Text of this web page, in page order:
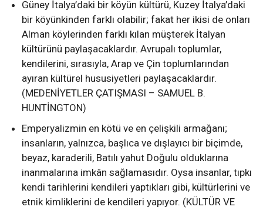
Güney İtalya’daki bir köyün kültürü, Kuzey İtalya’daki
bir köyünkinden farklı olabilir; fakat her ikisi de onları
Alman köylerinden farklı kılan müşterek İtalyan
kültürünü paylaşacaklardır. Avrupalı toplumlar,
kendilerini, sırasıyla, Arap ve Çin toplumlarından
ayıran kültürel hususiyetleri paylaşacaklardır.
(MEDENİYETLER ÇATIŞMASI – SAMUEL B.
HUNTİNGTON)
Emperyalizmin en kötü ve en çelişkili armağanı;
insanların, yalnızca, başlıca ve dışlayıcı bir biçimde,
beyaz, karaderili, Batılı yahut Doğulu olduklarına
inanmalarına imkân sağlamasıdır. Oysa insanlar, tıpkı
kendi tarihlerini kendileri yaptıkları gibi, kültürlerini ve
etnik kimliklerini de kendileri yapıyor. (KÜLTÜR VE